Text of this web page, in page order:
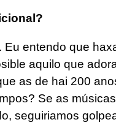
entendo que
aquilo que
as de hai 200
Se as
seguiriamos